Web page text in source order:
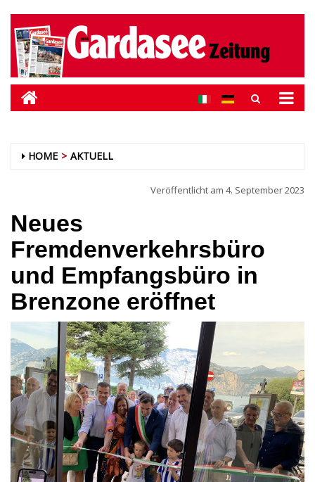
HOME AKTUELL
Veröffentlicht am 4. September 2023
Neues
Fremdenverkehrsbüro
und Empfangsbüro in
Brenzone eröffnet